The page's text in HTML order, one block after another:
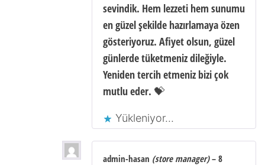
sevindik. Hem lezzeti hem sunumu
en güzel şekilde hazırlamaya özen
gösteriyoruz. Afiyet olsun, güzel
günlerde tüketmeniz dileğiyle.
Yeniden tercih etmeniz bizi çok
mutlu eder. 💝
Yükleniyor...
admin-hasan (store manager) – 8